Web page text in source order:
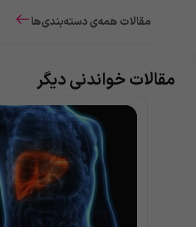
مقالات همه‌ی دسته‌بندی‌ها
مقالات خواندنی دیگر